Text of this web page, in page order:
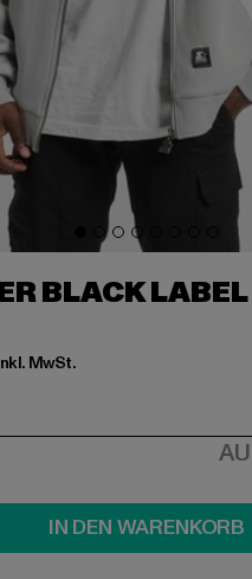
BLACK LABEL
99,99 EUR
MwSt.
IN DEN WARENKORB